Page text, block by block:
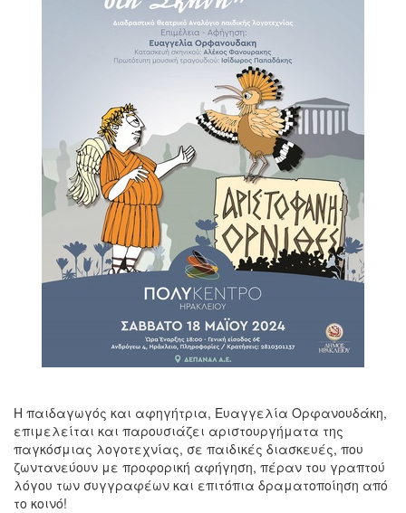
Η παιδαγωγός και αφηγήτρια, Ευαγγελία Ορφανουδάκη,
επιμελείται και παρουσιάζει αριστουργήματα της
παγκόσμιας λογοτεχνίας, σε παιδικές διασκευές, που
ζωντανεύουν με προφορική αφήγηση, πέραν του γραπτού
λόγου των συγγραφέων και επιτόπια δραματοποίηση από
το κοινό!